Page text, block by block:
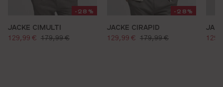
-28%
JACKE CIMULTI
verkaufspreis:
129,99 € regulärer preis:
179,99 €
-28%
JACKE CIRAPID
verkaufspreis:
129,99 € regulärer preis:
179,99 €